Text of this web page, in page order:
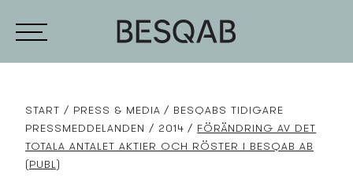
START PRESS­ & MEDIA
BESQABS TIDIGARE
PRESS­MEDDELANDEN
2014
FÖRÄNDRING AV DET
TOTALA ANTALET AKTIER OCH RÖSTER I BESQAB AB
(PUBL)